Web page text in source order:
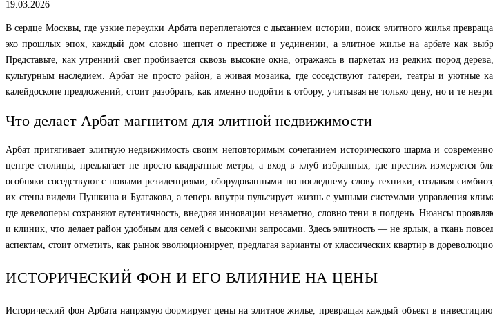
19.03.2026
В сердце Москвы, где узкие переулки Арбата переплетаются с дыханием истории, поиск элитного жилья
эхо прошлых эпох, каждый дом словно шепчет о престиже и уединении, а элитное жилье на арбате как
Представьте, как утренний свет пробивается сквозь высокие окна, отражаясь в паркетах из редких пород
культурным наследием. Арбат не просто район, а живая мозаика, где соседствуют галереи, театры и
калейдоскопе предложений, стоит разобрать, как именно подойти к отбору, учитывая не только цену, но и те
Что делает Арбат магнитом для элитной недвижимости
Арбат притягивает элитную недвижимость своим неповторимым сочетанием исторического шарма и
центре столицы, предлагает не просто квадратные метры, а вход в клуб избранных, где престиж измеряется
особняки соседствуют с новыми резиденциями, оборудованными по последнему слову техники, создавая
их стены видели Пушкина и Булгакова, а теперь внутри пульсирует жизнь с умными системами управления
где девелоперы сохраняют аутентичность, внедряя инновации незаметно, словно тени в полдень. Нюансы
и клиник, что делает район удобным для семей с высокими запросами. Здесь элитность — не ярлык, а ткань
аспектам, стоит отметить, как рынок эволюционирует, предлагая варианты от классических квартир в
ИСТОРИЧЕСКИЙ ФОН И ЕГО ВЛИЯНИЕ НА ЦЕНЫ
Исторический фон Арбата напрямую формирует цены на элитное жилье, превращая каждый объект в